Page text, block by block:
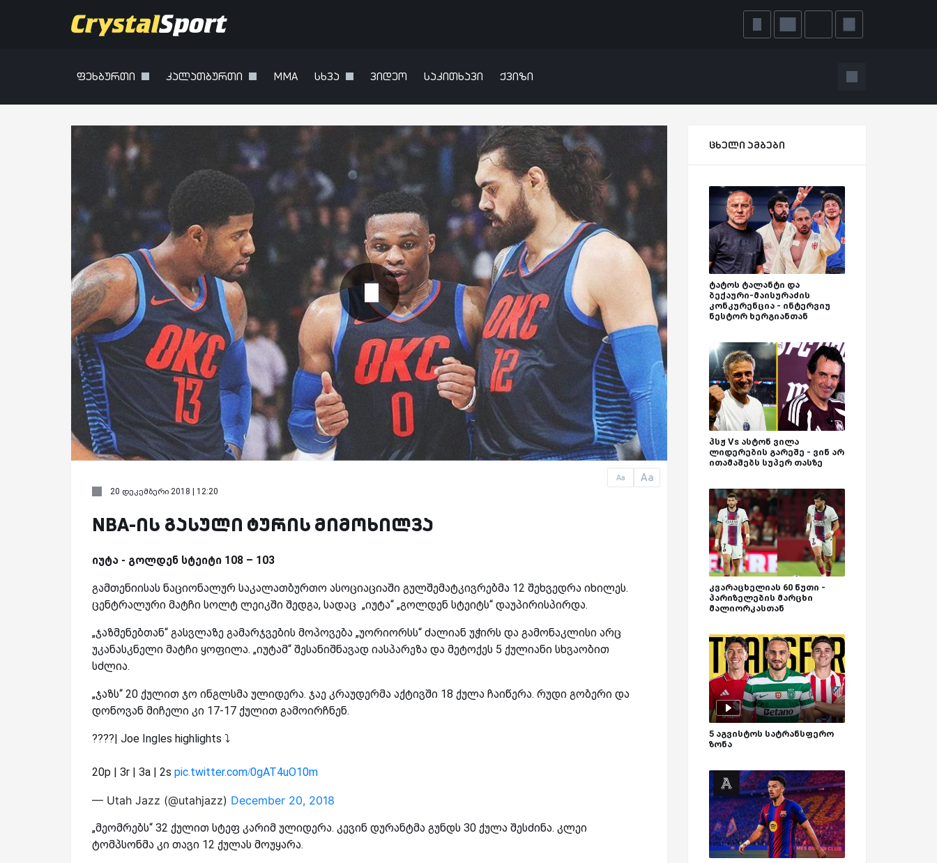
ფეხბურთი კალათბურთი MMA სხვა ვიდეო საკითხავი ქვიზი
Aa Aa
20 დეკემბერი 2018 | 12:20
NBA-ის გასული ტურის მიმოხილვა
იუტა - გოლდენ სტეიტი 108 – 103
გამთენიისას ნაციონალურ საკალათბურთო ასოციაციაში გულშემატკივრებმა 12 შეხვედრა იხილეს.
ცენტრალური მატჩი სოლტ ლეიკში შედგა, სადაც „იუტა“ „გოლდენ სტეიტს“ დაუპირისპირდა.
„ჯაზმენებთან“ გასვლაზე გამარჯვების მოპოვება „უორიორსს“ ძალიან უჭირს და გამონაკლისი არც
უკანასკნელი მატჩი ყოფილა. „იუტამ“ შესანიშნავად იასპარეზა და მეტოქეს 5 ქულიანი სხვაობით
სძლია.
„ჯაზს“ 20 ქულით ჯო ინგლსმა ულიდერა. ჯაე კრაუდერმა აქტივში 18 ქულა ჩაიწერა. რუდი გობერი და
დონოვან მიჩელი კი 17-17 ქულით გამოირჩნენ.
????| Joe Ingles highlights ⤵️
20p | 3r | 3a | 2s pic.twitter.com/0gAT4uO10m
— Utah Jazz (@utahjazz) December 20, 2018
„მეომრებს“ 32 ქულით სტეფ კარიმ ულიდერა. კევინ დურანტმა გუნდს 30 ქულა შესძინა. კლეი
ტომპსონმა კი თავი 12 ქულას მოუყარა.
ცხელი ამბები
ტატოს ტალანტი და
ბექაური-მაისურაძის
კონკურენცია - ინტერვიუ
ნესტორ ხერგიანთან
პსჟ Vs ასტონ ვილა
ლიდერების გარეშე - ვინ არ
ითამაშებს სუპერ თასზე
კვარაცხელიას 60 წუთი -
პარიზელების მარცხი
მალიორკასთან
5 აგვისტოს სატრანსფერო
ზონა